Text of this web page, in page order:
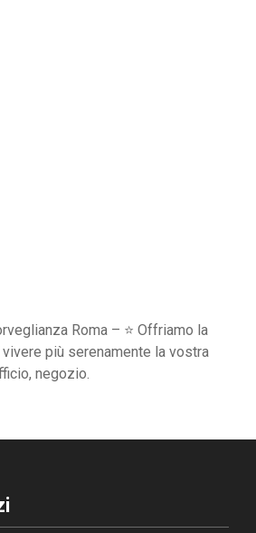
Roma – ⭐ Offriamo la
più serenamente la vostra
negozio.